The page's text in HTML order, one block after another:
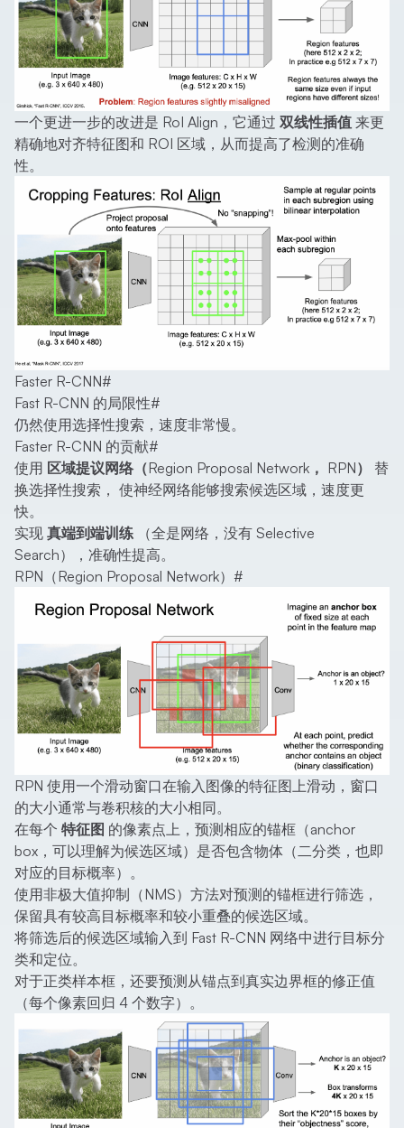
一个更进一步的改进是 RoI Align ，它通过 双线性插值 来更
精确地对齐特征图和 ROI 区域，从而提高了检测的准确
性。
Faster R-CNN#
Fast R-CNN 的局限性#
仍然使用选择性搜索，速度非常慢。
Faster R-CNN 的贡献#
使用 区域提议网络（Region Proposal Network， RPN）
替
换选择性搜索， 使神经网络能够搜索候选区域，速度更
快。
实现 真端到端训练 （全是网络，没有 Selective
Search），准确性提高。
RPN（Region Proposal Network） #
RPN 使用一个滑动窗口在输入图像的特征图上滑动，窗口
的大小通常与卷积核的大小相同。
在每个 特征图 的像素点上，预测相应的锚框（anchor
box，可以理解为候选区域）是否包含物体（二分类，也即
对应的目标概率）。
使用非极大值抑制（NMS）方法对预测的锚框进行筛选，
保留具有较高目标概率和较小重叠的候选区域。
将筛选后的候选区域输入到 Fast R-CNN 网络中进行目标分
类和定位。
对于正类样本框，还要预测从锚点到真实边界框的修正值
（每个像素回归 4 个数字）。